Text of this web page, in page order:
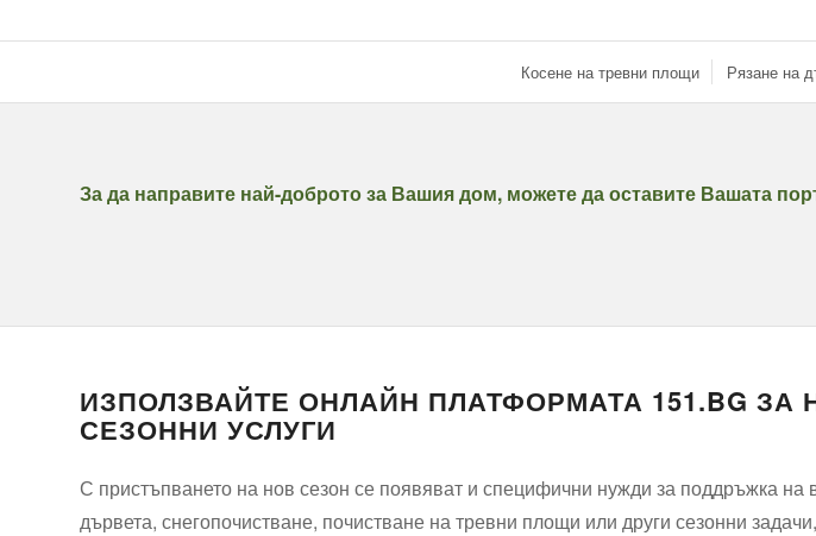
Косене на тревни площи Рязане на
За да направите най-доброто за Вашия дом, можете да оставите Вашата
ИЗПОЛЗВАЙТЕ ОНЛАЙН ПЛАТФОРМАТА 151.BG
СЕЗОННИ УСЛУГИ
С пристъпването на нов сезон се появяват и специфични нужди за поддръжка
дървета, снегопочистване, почистване на тревни площи или други сезонни